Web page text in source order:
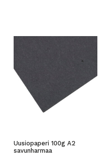
Uusiopaperi 100g A2
savunharmaa